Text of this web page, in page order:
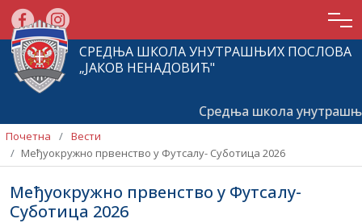
СРЕДЊА ШКОЛА УНУТРАШЊИХ ПОСЛОВА
„ЈАКОВ НЕНАДОВИЋ"
Средња школа
Почетна
Вести
Међуокружно првенство у Футсалу- Суботица 2026
Међуокружно првенство у Футсалу-
Суботица 2026